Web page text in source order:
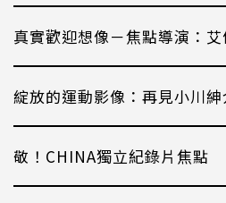
真實歡迎想像－焦點導演：
綻放的運動影像：再見小川紳
敬！CHINA獨立紀錄片焦點